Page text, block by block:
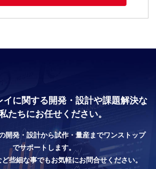
イに関する開発・設計や課題解決な
たちにお任せください。
開発・設計から試作・量産までワンストップ
でサポートします。
些細な事でもお気軽にお問合せください。